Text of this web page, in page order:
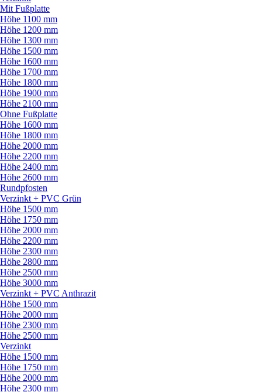
Mit Fußplatte
Höhe 1100 mm
Höhe 1200 mm
Höhe 1300 mm
Höhe 1500 mm
Höhe 1600 mm
Höhe 1700 mm
Höhe 1800 mm
Höhe 1900 mm
Höhe 2100 mm
Ohne Fußplatte
Höhe 1600 mm
Höhe 1800 mm
Höhe 2000 mm
Höhe 2200 mm
Höhe 2400 mm
Höhe 2600 mm
Rundpfosten
Verzinkt + PVC Grün
Höhe 1500 mm
Höhe 1750 mm
Höhe 2000 mm
Höhe 2200 mm
Höhe 2300 mm
Höhe 2800 mm
Höhe 2500 mm
Höhe 3000 mm
Verzinkt + PVC Anthrazit
Höhe 1500 mm
Höhe 2000 mm
Höhe 2300 mm
Höhe 2500 mm
Verzinkt
Höhe 1500 mm
Höhe 1750 mm
Höhe 2000 mm
Höhe 2300 mm